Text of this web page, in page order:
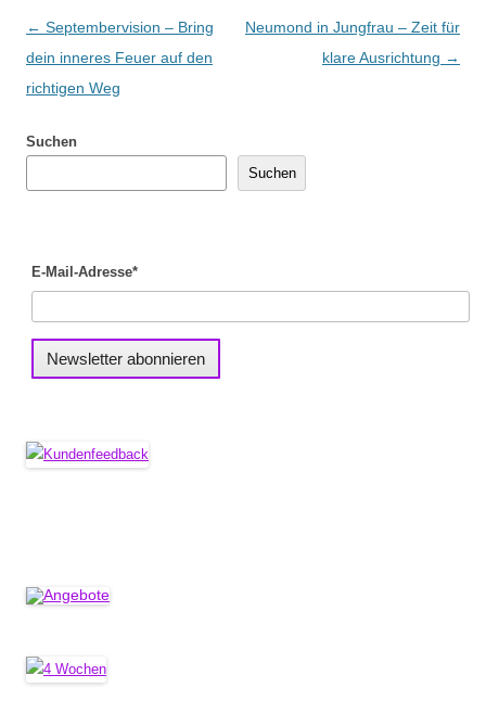
Beitragsnavigation
← Septembervision – Bring
dein inneres Feuer auf den
richtigen Weg
Neumond in Jungfrau – Zeit für
klare Ausrichtung →
Suchen
Suchen
E-Mail-Adresse*